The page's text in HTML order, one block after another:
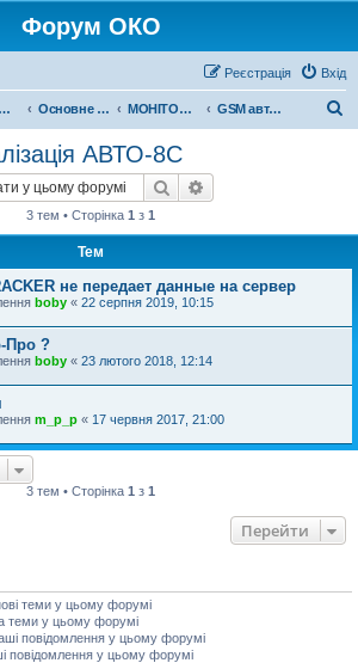
Форум ОКО
Вхід
Реєстрація
Список форумів Основне обладнання МОНІТОРИНГ ТРАНСПОРТУ GSM автосигналізація АВТО-8С
АВТО-8С
Пошук
3 тем • Сторінка 1 з 1
Тем
не передает данные на сервер
boby « 22 серпня 2019, 10:15
Про ?
boby « 23 лютого 2018, 12:14
m_p_p « 17 червня 2017, 21:00
3 тем • Сторінка 1 з 1
Перейти
теми у цьому форумі
теми у цьому форумі
повідомлення у цьому форумі
повідомлення у цьому форумі